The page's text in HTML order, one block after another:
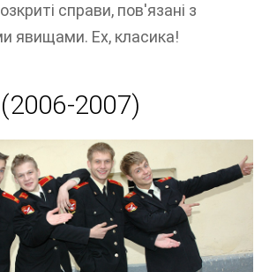
справи, пов'язані з
явищами. Ех, класика!
2007)